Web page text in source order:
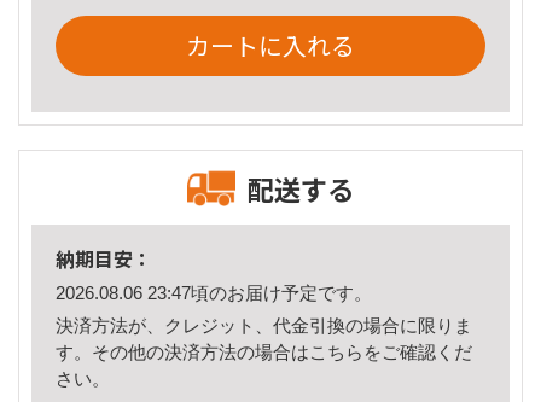
カートに入れる
配送する
納期目安：
2026.08.06 23:47頃のお届け予定です。
決済方法が、クレジット、代金引換の場合に限りま
す。その他の決済方法の場合はこちら をご確認くだ
さい。